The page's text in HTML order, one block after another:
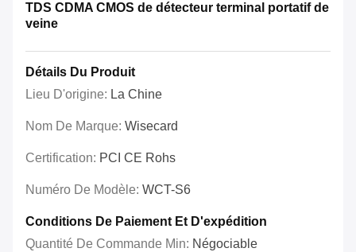
TDS CDMA CMOS de détecteur terminal portatif de
veine
Détails Du Produit
Lieu D'origine: La Chine
Nom De Marque: Wisecard
Certification: PCI CE Rohs
Numéro De Modèle: WCT-S6
Conditions De Paiement Et D'expédition
Quantité De Commande Min: Négociable